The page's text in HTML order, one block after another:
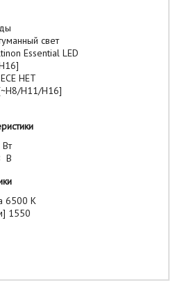
свет
Essential LED
НЕТ
H11/H16]
В
6500 K
1550